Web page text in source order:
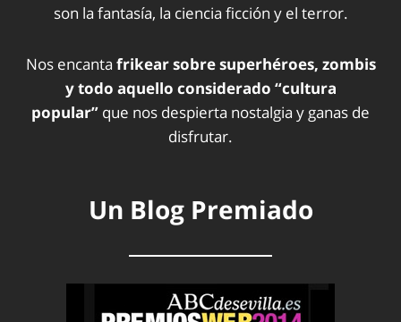
son la fantasía, la ciencia ficción y el terror.
Nos encanta frikear sobre superhéroes, zombis
y todo aquello considerado “cultura
popular” que nos despierta nostalgia y ganas de
disfrutar.
Un Blog Premiado